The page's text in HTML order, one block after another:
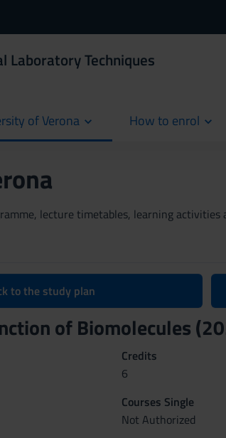
Laboratory Techniques
of Verona How to enrol
lecture timetables, learning
to the study plan
of Biomolecules
Credits
6
Courses Single
Not Authorized